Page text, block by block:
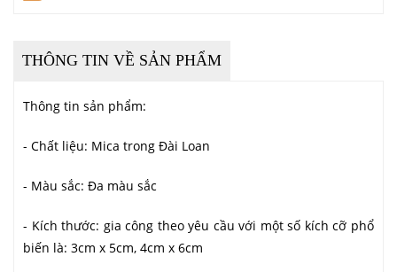
THÔNG TIN VỀ SẢN PHẨM
Thông tin sản phẩm:
- Chất liệu: Mica trong Đài Loan
- Màu sắc: Đa màu sắc
- Kích thước: gia công theo yêu cầu với một số kích cỡ phổ
biến là: 3cm x 5cm, 4cm x 6cm